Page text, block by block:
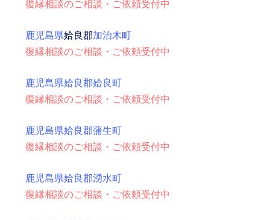
復縁相談のご相談・ご依頼受付中
鹿児島県姶良郡加治木町
復縁相談のご相談・ご依頼受付中
鹿児島県姶良郡姶良町
復縁相談のご相談・ご依頼受付中
鹿児島県姶良郡蒲生町
復縁相談のご相談・ご依頼受付中
鹿児島県姶良郡湧水町
復縁相談のご相談・ご依頼受付中